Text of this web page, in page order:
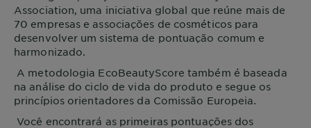
Association, uma iniciativa global que reúne mais de
70 empresas e associações de cosméticos para
desenvolver um sistema de pontuação comum e
harmonizado.
A metodologia EcoBeautyScore também é baseada
na análise do ciclo de vida do produto e segue os
princípios orientadores da Comissão Europeia.
Você encontrará as primeiras pontuações dos